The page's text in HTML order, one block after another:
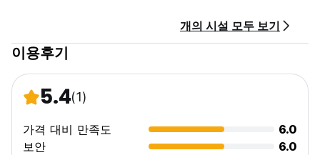
개의 시설 모두 보기
이용후기
5.4(1)
가격 대비 만족도
6.0
보안
6.0